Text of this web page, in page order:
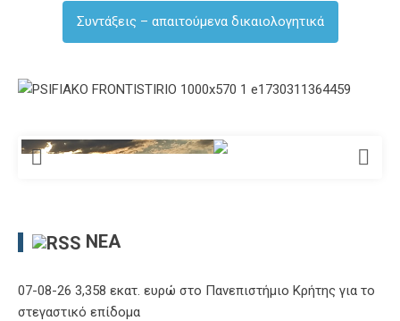
Συντάξεις – απαιτούμενα δικαιολογητικά
ΝΈΑ
07-08-26 3,358 εκατ. ευρώ στο Πανεπιστήμιο Κρήτης για το
στεγαστικό επίδομα